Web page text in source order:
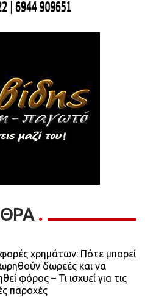
χρημάτων: Πότε μπορεί
δωρεές και να
φόρος – Τι ισχυεί για τις
παροχές